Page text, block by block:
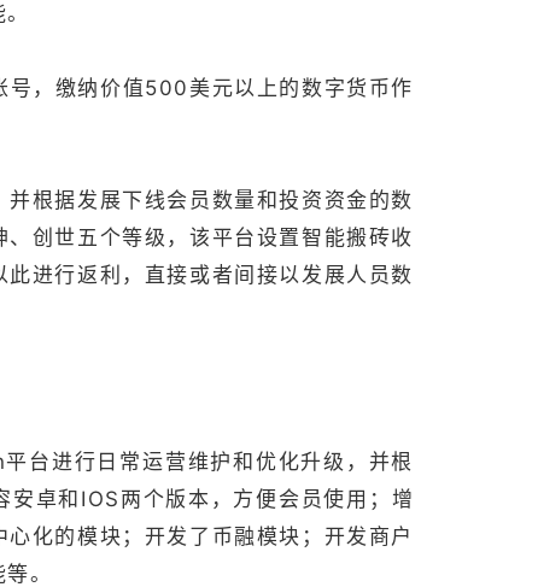
，缴纳价值500美元以上的数字货币作
根据发展下线会员数量和投资资金的数
创世五个等级，该平台设置智能搬砖收
进行返利，直接或者间接以发展人员数
台进行日常运营维护和优化升级，并根
卓和IOS两个版本，方便会员使用；增
化的模块；开发了币融模块；开发商户
。